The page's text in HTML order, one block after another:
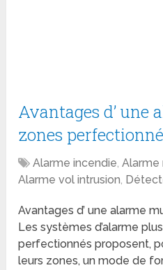
Avantages d’ une
zones
Alarme incendie,Alarme
Alarme vol intrusion,
Avantages d’ une alarme
Les systèmes d’alarme
perfectionnés proposent,
leurs zones, un mode de